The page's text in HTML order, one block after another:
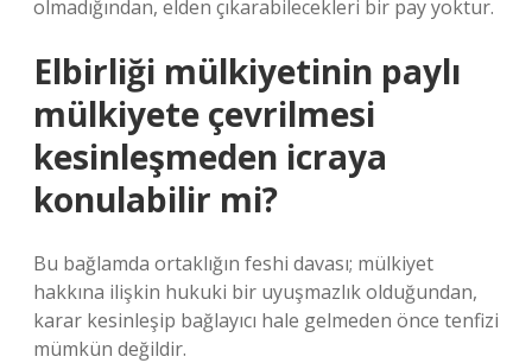
olmadığından, elden çıkarabilecekleri bir pay yoktur.
Elbirliği mülkiyetinin paylı
mülkiyete çevrilmesi
kesinleşmeden icraya
konulabilir mi?
Bu bağlamda ortaklığın feshi davası; mülkiyet
hakkına ilişkin hukuki bir uyuşmazlık olduğundan,
karar kesinleşip bağlayıcı hale gelmeden önce tenfizi
mümkün değildir.